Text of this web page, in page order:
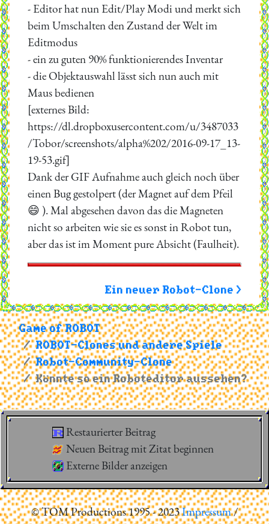
- Editor hat nun Edit/Play Modi und merkt sich
beim Umschalten den Zustand der Welt im
Editmodus
- ein zu guten 90% funktionierendes Inventar
- die Objektauswahl lässt sich nun auch mit
Maus bedienen
[externes Bild:
https://dl.dropboxusercontent.com/u/3487033
/Tobor/screenshots/alpha%202/2016-09-17_13-
19-53.gif]
Dank der GIF Aufnahme auch gleich noch über
einen Bug gestolpert (der Magnet auf dem Pfeil
😄 ). Mal abgesehen davon das die Magneten
nicht so arbeiten wie sie es sonst in Robot tun,
aber das ist im Moment pure Absicht (Faulheit).
Ein neuer Robot-Clone >
Game of ROBOT
ROBOT-Clones und andere Spiele
Robot-Community-Clone
Könnte so ein Roboteditor aussehen?
Restaurierter Beitrag
Neuen Beitrag mit Zitat beginnen
Externe Bilder anzeigen
© TOM Productions 1995 - 2023Impressum/